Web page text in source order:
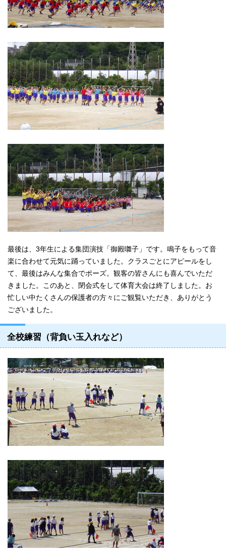
最後は、3年生による集団演技「御殿囃子」です。鳴子をもって音
楽に合わせて元気に踊っていました。クラスごとにアピールをし
て、最後はみんな集合でポーズ。観客の皆さんにも喜んでいただ
きました。このあと、閉会式をして体育大会は終了しました。お
忙しい中たくさんの保護者の方々にご観覧いただき、ありがとう
ございました。
全校練習（背負い玉入れなど）